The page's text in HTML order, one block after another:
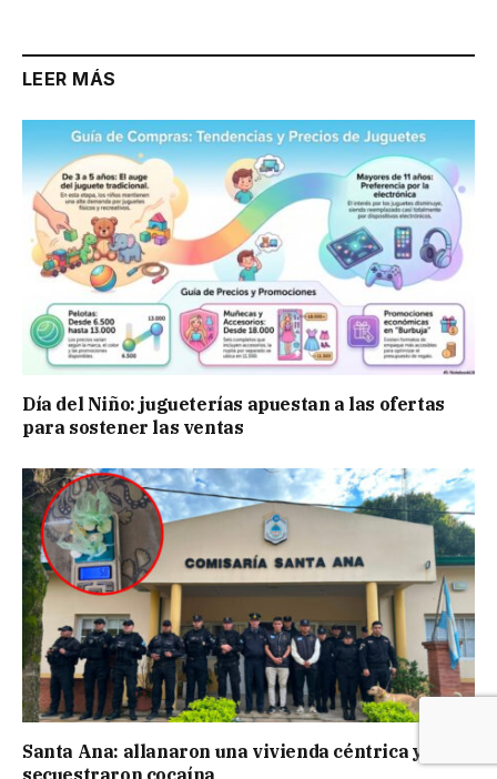
LEER MÁS
Día del Niño: jugueterías apuestan a las ofertas
para sostener las ventas
Santa Ana: allanaron una vivienda céntrica y